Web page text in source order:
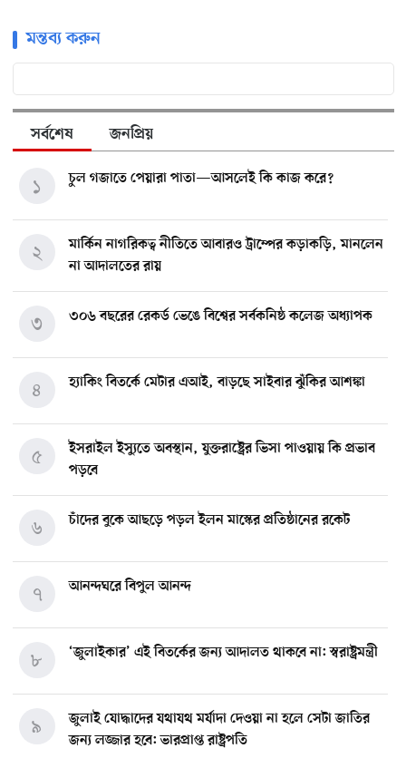
মন্তব্য করুন
সর্বশেষ জনপ্রিয়
চুল গজাতে পেয়ারা পাতা—আসলেই কি কাজ করে?
১
মার্কিন নাগরিকত্ব নীতিতে আবারও ট্রাম্পের কড়াকড়ি, মানলেন
না আদালতের রায়
২
৩০৬ বছরের রেকর্ড ভেঙে বিশ্বের সর্বকনিষ্ঠ কলেজ অধ্যাপক
৩
হ্যাকিং বিতর্কে মেটার এআই, বাড়ছে সাইবার ঝুঁকির আশঙ্কা
৪
ইসরাইল ইস্যুতে অবস্থান, যুক্তরাষ্ট্রের ভিসা পাওয়ায় কি প্রভাব
পড়বে
৫
চাঁদের বুকে আছড়ে পড়ল ইলন মাস্কের প্রতিষ্ঠানের রকেট
৬
আনন্দঘরে বিপুল আনন্দ
৭
‘জুলাইকার’ এই বিতর্কের জন্য আদালত থাকবে না: স্বরাষ্ট্রমন্ত্রী
৮
জুলাই যোদ্ধাদের যথাযথ মর্যাদা দেওয়া না হলে সেটা জাতির
জন্য লজ্জার হবে: ভারপ্রাপ্ত রাষ্ট্রপতি
৯